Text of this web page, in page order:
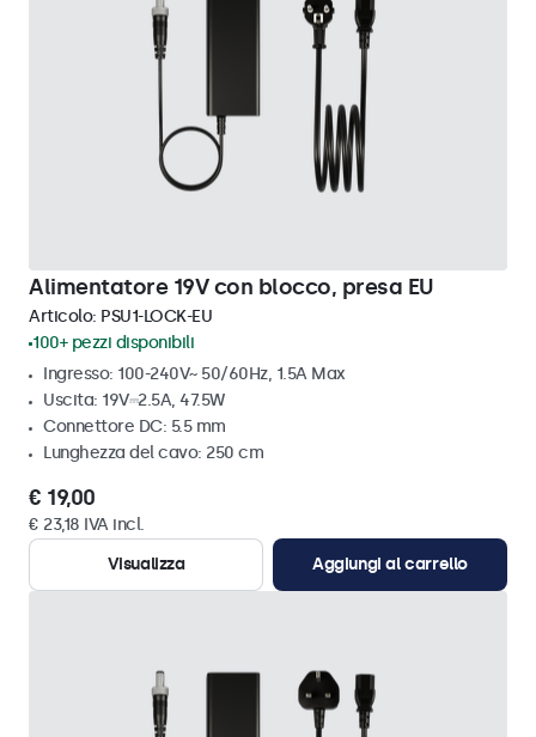
Alimentatore 19V con blocco, presa EU
Articolo: PSU1-LOCK-EU
100+ pezzi disponibili
Ingresso: 100-240V~ 50/60Hz, 1.5A Max
Uscita: 19V⎓2.5A, 47.5W
Connettore DC: 5.5 mm
Lunghezza del cavo: 250 cm
€ 19,00
€ 23,18 IVA incl.
Visualizza
Aggiungi al carrello